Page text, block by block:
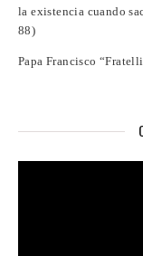
la existencia cuando
88)
Papa Francisco